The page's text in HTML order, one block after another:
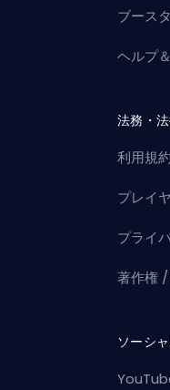
ブース
ヘルプ
法務・
利用規約
プレイ
プライ
著作権
ソーシ